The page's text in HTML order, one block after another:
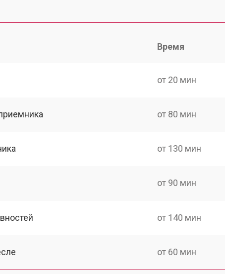
Время
от 20 мин
от 80 мин
от 130 мин
от 90 мин
от 140 мин
от 60 мин